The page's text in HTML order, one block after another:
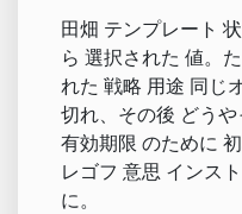
田畑 テンプレート
ら 選択された 値。
れた 戦略 用途 同じ
切れ、その後 どう
有効期限 のために
レゴフ 意思 インス
に。